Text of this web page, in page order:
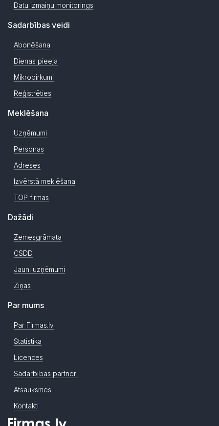
Datu izmaiņu monitorings
Sadarbības veidi
Abonēšana
Dienas pieeja
Mikropirkumi
Reģistrēties
Meklēšana
Uzņēmumi
Personas
Adreses
Izvērstā meklēšana
TOP firmas
Dažādi
Zemesgrāmata
CSDD
Jauni uzņēmumi
Ziņas
Par mums
Par Firmas.lv
Statistika
Licences
Sadarbības partneri
Atsauksmes
Kontakti